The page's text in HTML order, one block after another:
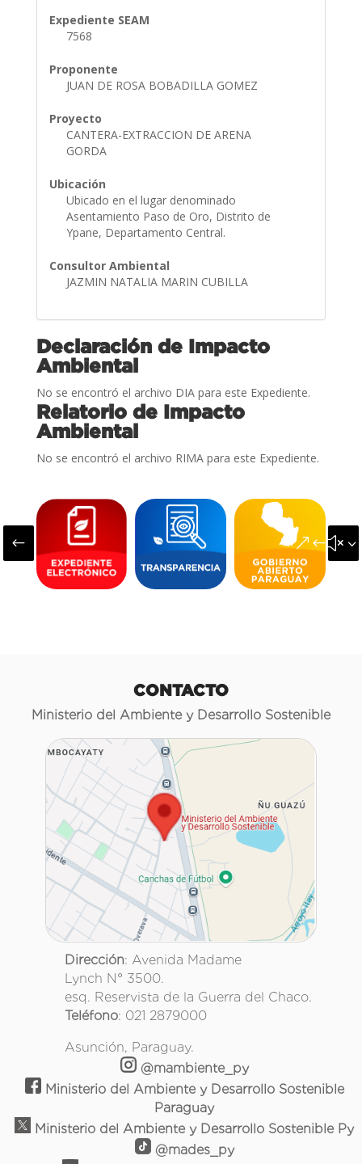
Expediente SEAM
7568
Proponente
JUAN DE ROSA BOBADILLA GOMEZ
Proyecto
CANTERA-EXTRACCION DE ARENA
GORDA
Ubicación
Ubicado en el lugar denominado
Asentamiento Paso de Oro, Distrito de
Ypane, Departamento Central.
Consultor Ambiental
JAZMIN NATALIA MARIN CUBILLA
Declaración de Impacto
Ambiental
No se encontró el archivo DIA para este Expediente.
Relatorio de Impacto
Ambiental
No se encontró el archivo RIMA para este Expediente.
#
CONTACTO
Ministerio del Ambiente y Desarrollo Sostenible
Dirección: Avenida Madame
Lynch N° 3500.
esq. Reservista de la Guerra del Chaco.
Teléfono: 021 2879000
Asunción, Paraguay.
@mambiente_py
Ministerio del Ambiente y Desarrollo Sostenible
Paraguay
Ministerio del Ambiente y Desarrollo Sostenible Py
@mades_py